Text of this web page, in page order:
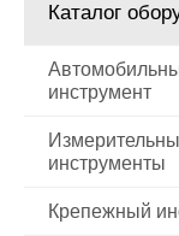
Каталог
инструмент
инструменты
Крепежный